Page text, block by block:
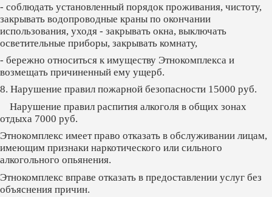
- соблюдать установленный порядок проживания, чистоту,
закрывать водопроводные краны по окончании
использования, уходя - закрывать окна, выключать
осветительные приборы, закрывать комнату,
- бережно относиться к имуществу Этнокомплекса и
возмещать причиненный ему ущерб.
8. Нарушение правил пожарной безопасности 15000 руб.
Нарушение правил распития алкоголя в общих зонах
отдыха 7000 руб.
Этнокомплекс имеет право отказать в обслуживании лицам,
имеющим признаки наркотического или сильного
алкогольного опьянения.
Этнокомплекс вправе отказать в предоставлении услуг без
объяснения причин.